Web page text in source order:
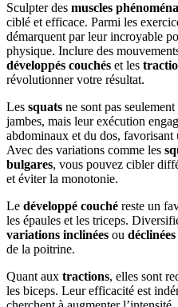
Sculpter des muscles
ciblé et efficace. Parmi les
démarquent par leur incroyable
physique. Inclure des
développés couchés et les
révolutionner votre résultat.
Les squats ne sont pas
jambes, mais leur exécution
abdominaux et du dos,
Avec des variations comme les
bulgares, vous pouvez cibler
et éviter la monotonie.
Le développé couché reste un
les épaules et les triceps.
variations inclinées ou déclinées
de la poitrine.
Quant aux tractions, elles sont
les biceps. Leur efficacité est